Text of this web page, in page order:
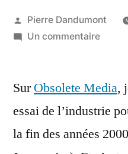
Publié
par
Pierre Dandumont
Un commentairesur
un
de
CD
sans
SurObsolete Media,
essai de l’industrie
la fin des années